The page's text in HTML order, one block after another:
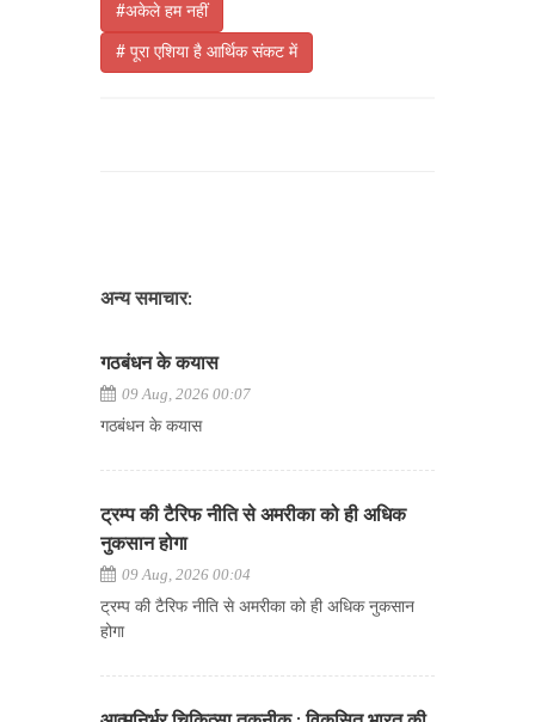
#अकेले हम नहीं
# पूरा एशिया है आर्थिक संकट में
अन्य समाचार:
गठबंधन के कयास
09 Aug, 2026 00:07
गठबंधन के कयास
ट्रम्प की टैरिफ नीति से अमरीका को ही अधिक
नुकसान होगा
09 Aug, 2026 00:04
ट्रम्प की टैरिफ नीति से अमरीका को ही अधिक नुकसान
होगा